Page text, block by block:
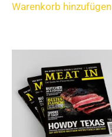
Warenkorb hinzufügen